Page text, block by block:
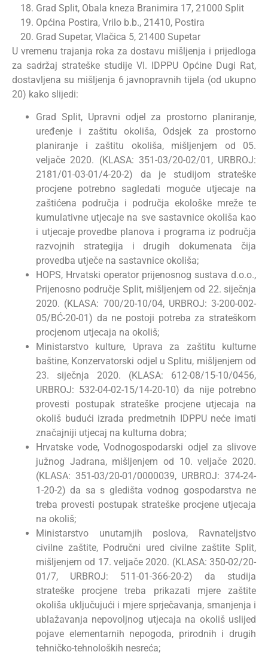
Grad Split, Obala kneza Branimira 17, 21000 Split
Općina Postira, Vrilo b.b., 21410, Postira
Grad Supetar, Vlačica 5, 21400 Supetar
U vremenu trajanja roka za dostavu mišljenja i prijedloga
za sadržaj strateške studije VI. IDPPU Općine Dugi Rat,
dostavljena su mišljenja 6 javnopravnih tijela (od ukupno
20) kako slijedi:
Grad Split, Upravni odjel za prostorno planiranje,
uređenje i zaštitu okoliša, Odsjek za prostorno
planiranje i zaštitu okoliša, mišljenjem od 05.
veljače 2020. (KLASA: 351-03/20-02/01, URBROJ:
2181/01-03-01/4-20-2) da je studijom strateške
procjene potrebno sagledati moguće utjecaje na
zaštićena područja i područja ekološke mreže te
kumulativne utjecaje na sve sastavnice okoliša kao
i utjecaje provedbe planova i programa iz područja
razvojnih strategija i drugih dokumenata čija
provedba utječe na sastavnice okoliša;
HOPS, Hrvatski operator prijenosnog sustava d.o.o.,
Prijenosno područje Split, mišljenjem od 22. siječnja
2020. (KLASA: 700/20-10/04, URBROJ: 3-200-002-
05/BĆ-20-01) da ne postoji potreba za strateškom
procjenom utjecaja na okoliš;
Ministarstvo kulture, Uprava za zaštitu kulturne
baštine, Konzervatorski odjel u Splitu, mišljenjem od
23. siječnja 2020. (KLASA: 612-08/15-10/0456,
URBROJ: 532-04-02-15/14-20-10) da nije potrebno
provesti postupak strateške procjene utjecaja na
okoliš budući izrada predmetnih IDPPU neće imati
značajniji utjecaj na kulturna dobra;
Hrvatske vode, Vodnogospodarski odjel za slivove
južnog Jadrana, mišljenjem od 10. veljače 2020.
(KLASA: 351-03/20-01/0000039, URBROJ: 374-24-
1-20-2) da sa s gledišta vodnog gospodarstva ne
treba provesti postupak strateške procjene utjecaja
na okoliš;
Ministarstvo unutarnjih poslova, Ravnateljstvo
civilne zaštite, Područni ured civilne zaštite Split,
mišljenjem od 17. veljače 2020. (KLASA: 350-02/20-
01/7, URBROJ: 511-01-366-20-2) da studija
strateške procjene treba prikazati mjere zaštite
okoliša uključujući i mjere sprječavanja, smanjenja i
ublažavanja nepovoljnog utjecaja na okoliš uslijed
pojave elementarnih nepogoda, prirodnih i drugih
tehničko-tehnoloških nesreća;